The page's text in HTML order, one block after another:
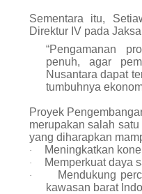
Sementara itu,
Direktur IV pada
“Pengamanan
penuh, agar
Nusantara dapat
tumbuhnya
Proyek
merupakan salah
yang diharapkan
· Meningkatkan
· Memperkuat daya
·
Mendukung
kawasan barat